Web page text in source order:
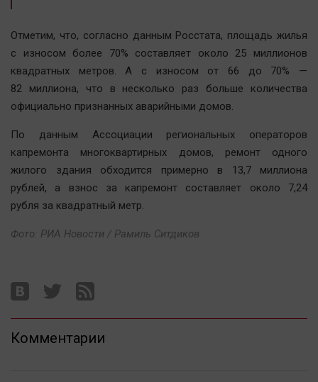
Медиаграмотность
Медицина
Новости компаний
Прогулки по городу Ч
Спецпроект
Статистика
Челябинск космический
Другие рубрики
Online-консультация
Актуальная тема
Отметим, что, согласно данным Росстата, площадь жилья
с износом более 70% составляет около 25 миллионов
квадратных метров. А с износом от 66 до 70% —
82 миллиона, что в несколько раз больше количества
официально признанных аварийными домов.
По данным Ассоциации региональных операторов
капремонта многоквартирных домов, ремонт одного
жилого здания обходится примерно в 13,7 миллиона
рублей, а взнос за капремонт составляет около 7,24
рубля за квадратный метр.
Фото: РИА Новости / Рамиль Ситдиков
Комментарии